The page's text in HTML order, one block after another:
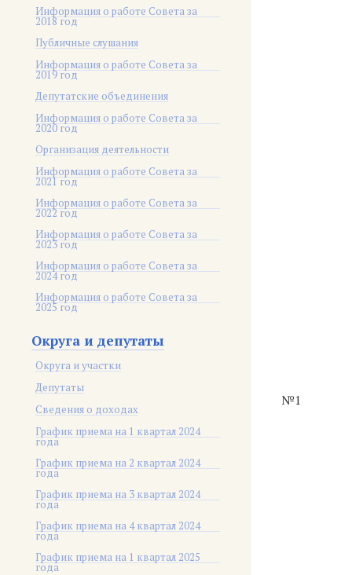
Информация о работе Совета за
2018 год
Публичные слушания
Информация о работе Совета за
2019 год
Депутатские объединения
Информация о работе Совета за
2020 год
Организация деятельности
Информация о работе Совета за
2021 год
Информация о работе Совета за
2022 год
Информация о работе Совета за
2023 год
Информация о работе Совета за
2024 год
Информация о работе Совета за
2025 год
Округа и депутаты
Округа и участки
Депутаты
Сведения о доходах
График приема на 1 квартал 2024
года
График приема на 2 квартал 2024
года
График приема на 3 квартал 2024
года
График приема на 4 квартал 2024
года
График приема на 1 квартал 2025
года
№1